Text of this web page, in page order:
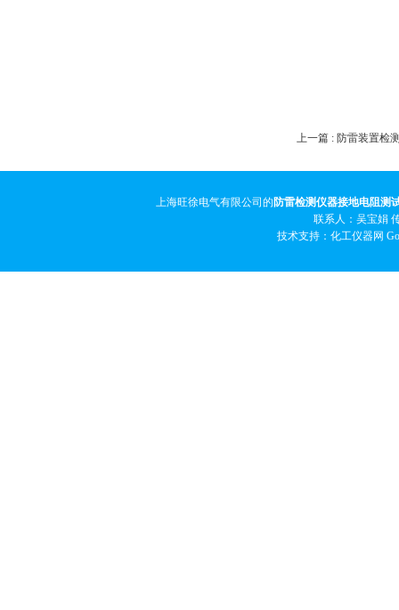
上一篇 : 防雷装置检
上海旺徐电气有限公司的 防雷检测仪器接地电阻测
联系人：吴宝娟
技术支持：化工仪器网